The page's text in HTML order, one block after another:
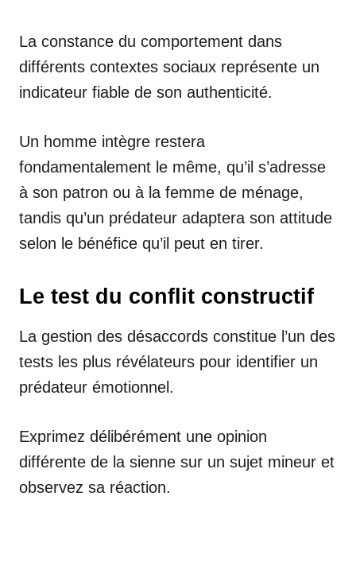
La constance du comportement dans
différents contextes sociaux représente un
indicateur fiable de son authenticité.
Un homme intègre restera
fondamentalement le même, qu’il s’adresse
à son patron ou à la femme de ménage,
tandis qu’un prédateur adaptera son attitude
selon le bénéfice qu’il peut en tirer.
Le test du conflit constructif
La gestion des désaccords constitue l’un des
tests les plus révélateurs pour identifier un
prédateur émotionnel.
Exprimez délibérément une opinion
différente de la sienne sur un sujet mineur et
observez sa réaction.